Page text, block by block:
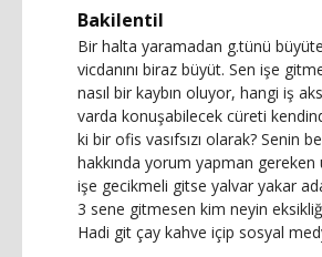
Bakilentil
Bir halta yaramadan g.tünü
vicdanını biraz büyüt. Sen işe
nasıl bir kaybın oluyor, hangi iş
varda konuşabilecek cüreti
ki bir ofis vasıfsızı olarak? Senin
hakkında yorum yapman
işe gecikmeli gitse yalvar yakar
3 sene gitmesen kim neyin
Hadi git çay kahve içip sosyal